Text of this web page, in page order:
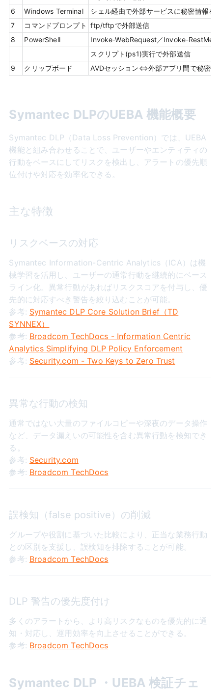
6
Windows Terminal
シェル経由で外部サービスに秘密情報を
7
コマンドプロンプト
ftp/tftpで外部送信
8
PowerShell
Invoke-WebRequest／Invoke-
スクリプト(ps1)実行で外部送信
9
クリップボード AVDセッション⇔外部アプリ間で秘密情
Symantec DLPのUEBA 機能概要
Symantec DLP（Data Loss Prevention）では、UEBA
機能と組み合わせることで、ユーザーやエンティティの
行動をベースにしてリスクを検出し、アラートの優先順
位付けや対応を効率化できる。
主な特徴
リスクベースの対応
Symantec Information-Centric Analytics（ICA）は機
械学習を活用し、ユーザーの通常行動を継続的にベース
ライン化。異常行動があればリスクスコアを付与し、優
先的に対応すべき警告を絞り込むことが可能。
参考: Symantec DLP Core Solution Brief（TD
SYNNEX）
参考: Broadcom TechDocs - Information Centric
Analytics Simplifying DLP Policy Enforcement
参考: Security.com - Two Keys to Zero Trust
異常な行動の検知
通常ではない大量のファイルコピーや深夜のデータ操作
など、データ漏えいの可能性を含む異常行動を検知でき
る。
参考: Security.com
参考: Broadcom TechDocs
誤検知（false positive）の削減
グループや役割に基づいた比較により、正当な業務行動
との区別を支援し、誤検知を排除することが可能。
参考: Broadcom TechDocs
DLP 警告の優先度付け
多くのアラートから、より高リスクなものを優先的に通
知・対応し、運用効率を向上させることができる。
参考: Broadcom TechDocs
Symantec DLP ・UEBA 検証チェ